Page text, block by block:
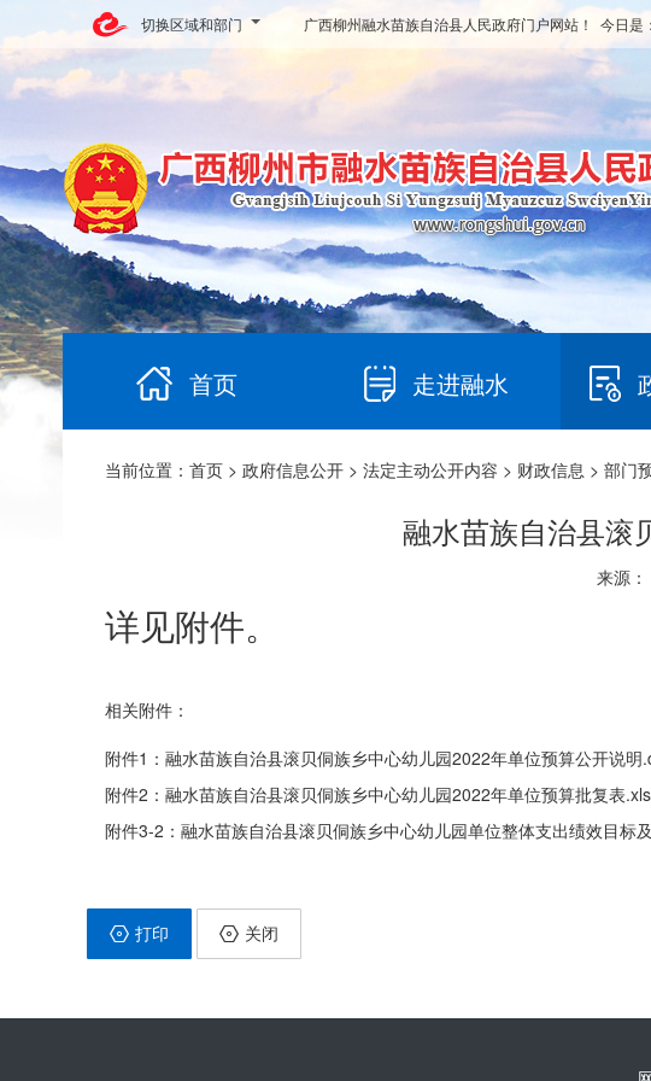
切换区域和部门 广西柳州融水苗族自治县人民政府门户网站！ 今日是：
首页 走进融水
当前位置： 首页 > 政府信息公开 > 法定主动公开内容 > 财政信息 > 部门
融水苗族自治县滚
来源
详见附件。
相关附件：
附件1：融水苗族自治县滚贝侗族乡中心幼儿园2022年单位预算公开说明
附件2：融水苗族自治县滚贝侗族乡中心幼儿园2022年单位预算批复表.xls
附件3-2：融水苗族自治县滚贝侗族乡中心幼儿园单位整体支出绩效目标
打印 关闭